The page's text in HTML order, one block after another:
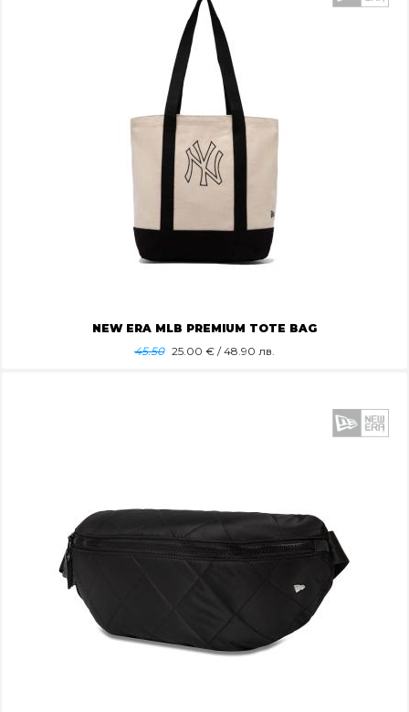
NEW ERA MLB PREMIUM TOTE BAG
45.50 25.00 € / 48.90 лв.